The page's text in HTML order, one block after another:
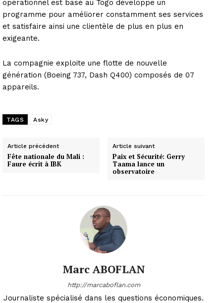
opérationnel est basé au Togo développe un
programme pour améliorer constamment ses services
et satisfaire ainsi une clientèle de plus en plus en
exigeante.
La compagnie exploite une flotte de nouvelle
génération (Boeing 737, Dash Q400) composés de 07
appareils.
TAGS Asky
Article précédent
Fête nationale du Mali :
Faure écrit à IBK
Article suivant
Paix et Sécurité: Gerry
Taama lance un
observatoire
Marc ABOFLAN
http://marcaboflan.com
Journaliste spécialisé dans les questions économiques.